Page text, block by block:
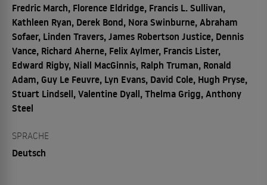
Fredric March, Florence Eldridge, Francis L. Sullivan,
Kathleen Ryan, Derek Bond, Nora Swinburne, Abraham
Sofaer, Linden Travers, James Robertson Justice, Dennis
Vance, Richard Aherne, Felix Aylmer, Francis Lister,
Edward Rigby, Niall MacGinnis, Ralph Truman, Ronald
Adam, Guy Le Feuvre, Lyn Evans, David Cole, Hugh Pryse,
Stuart Lindsell, Valentine Dyall, Thelma Grigg, Anthony
Steel
SPRACHE
Deutsch